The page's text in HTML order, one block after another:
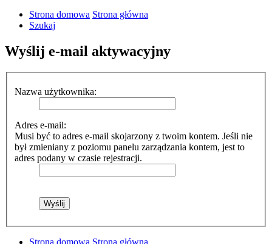
Strona domowa Strona główna
Szukaj
Wyślij e-mail aktywacyjny
Nazwa użytkownika:
Adres e-mail:
Musi być to adres e-mail skojarzony z twoim kontem. Jeśli nie
był zmieniany z poziomu panelu zarządzania kontem, jest to
adres podany w czasie rejestracji.
Strona domowa Strona główna